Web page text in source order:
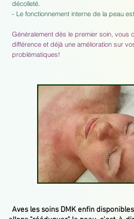
décolleté.
- Le fonctionnement interne de la peau
Généralement dès le premier soin, vous
différence et déjà une amélioration sur
problématiques!
Aves les soins DMK enfin